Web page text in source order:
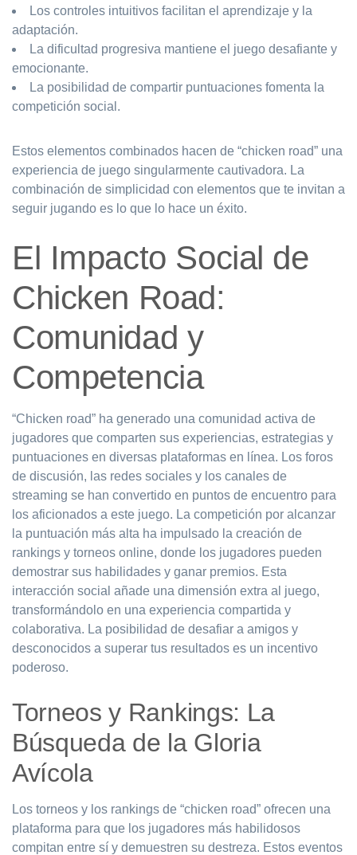
Los controles intuitivos facilitan el aprendizaje y la
adaptación.
La dificultad progresiva mantiene el juego desafiante y
emocionante.
La posibilidad de compartir puntuaciones fomenta la
competición social.
Estos elementos combinados hacen de “chicken road” una
experiencia de juego singularmente cautivadora. La
combinación de simplicidad con elementos que te invitan a
seguir jugando es lo que lo hace un éxito.
El Impacto Social de
Chicken Road:
Comunidad y
Competencia
“Chicken road” ha generado una comunidad activa de
jugadores que comparten sus experiencias, estrategias y
puntuaciones en diversas plataformas en línea. Los foros
de discusión, las redes sociales y los canales de
streaming se han convertido en puntos de encuentro para
los aficionados a este juego. La competición por alcanzar
la puntuación más alta ha impulsado la creación de
rankings y torneos online, donde los jugadores pueden
demostrar sus habilidades y ganar premios. Esta
interacción social añade una dimensión extra al juego,
transformándolo en una experiencia compartida y
colaborativa. La posibilidad de desafiar a amigos y
desconocidos a superar tus resultados es un incentivo
poderoso.
Torneos y Rankings: La
Búsqueda de la Gloria
Avícola
Los torneos y los rankings de “chicken road” ofrecen una
plataforma para que los jugadores más habilidosos
compitan entre sí y demuestren su destreza. Estos eventos